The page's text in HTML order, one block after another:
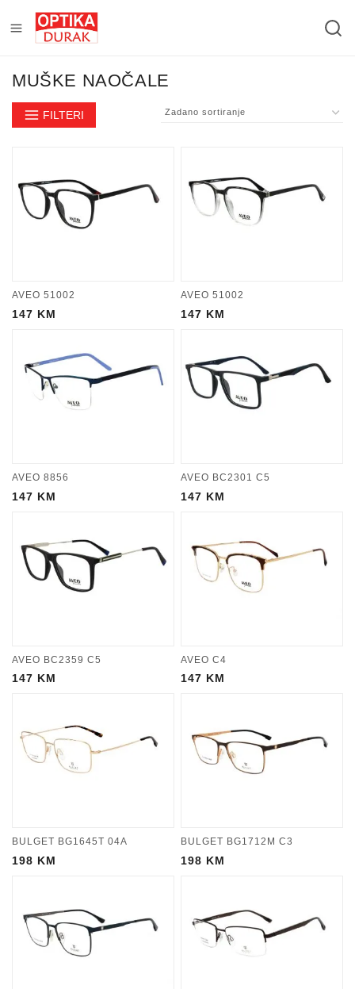
MUŠKE NAOČALE
FILTERI
AVEO 51002
147 KM
AVEO 51002
147 KM
AVEO 8856
147 KM
AVEO BC2301 C5
147 KM
AVEO BC2359 C5
147 KM
AVEO C4
147 KM
BULGET BG1645T 04A
198 KM
BULGET BG1712M C3
198 KM